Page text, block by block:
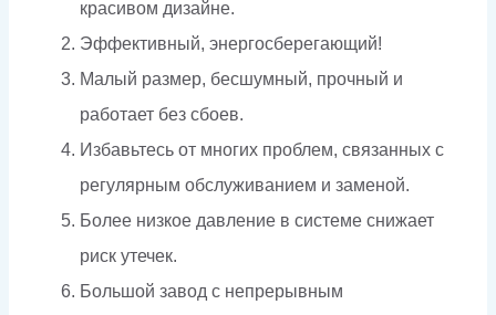
красивом дизайне.
Эффективный, энергосберегающий!
Малый размер, бесшумный, прочный и
работает без сбоев.
Избавьтесь от многих проблем, связанных с
регулярным обслуживанием и заменой.
Более низкое давление в системе снижает
риск утечек.
Большой завод с непрерывным